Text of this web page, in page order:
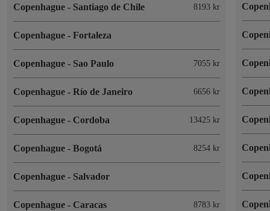
Copenhague - Santiago de Chile 8193 kr
Copenhague - Fortaleza
Copenhague - Sao Paulo 7055 kr
Copenhague - Río de Janeiro 6656 kr
Copenhague - Cordoba 13425 kr
Copenhague - Bogotá 8254 kr
Copenhague - Salvador
Copenhague - Caracas 8783 kr